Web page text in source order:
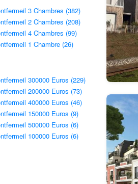
3 Chambres (382)
2 Chambres (208)
4 Chambres (99)
1 Chambre (26)
300000 Euros (229)
200000 Euros (73)
400000 Euros (46)
150000 Euros (9)
500000 Euros (6)
100000 Euros (6)